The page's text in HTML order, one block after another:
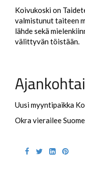
Koivukoski on
valmistunut taiteen
lähde sekä
välittyvän töistään.
Uusi myyntipaikka
Okra vierailee